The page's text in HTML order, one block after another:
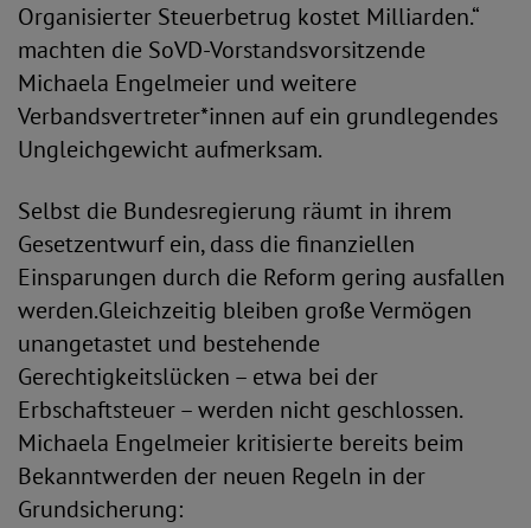
Organisierter Steuerbetrug kostet Milliarden.“
machten die SoVD-Vorstandsvorsitzende
Michaela Engelmeier und weitere
Verbandsvertreter*innen auf ein grundlegendes
Ungleichgewicht aufmerksam.
Selbst die Bundesregierung räumt in ihrem
Gesetzentwurf ein, dass die finanziellen
Einsparungen durch die Reform gering ausfallen
werden.Gleichzeitig bleiben große Vermögen
unangetastet und bestehende
Gerechtigkeitslücken – etwa bei der
Erbschaftsteuer – werden nicht geschlossen.
Michaela Engelmeier kritisierte bereits beim
Bekanntwerden der neuen Regeln in der
Grundsicherung: